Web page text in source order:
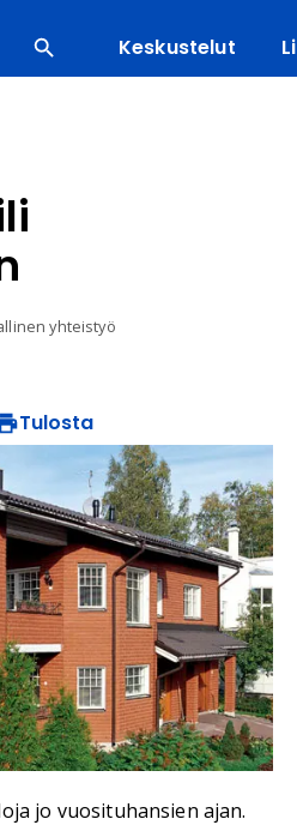
Keskustelut
yhteistyö
Tulosta
jo vuosituhansien ajan.